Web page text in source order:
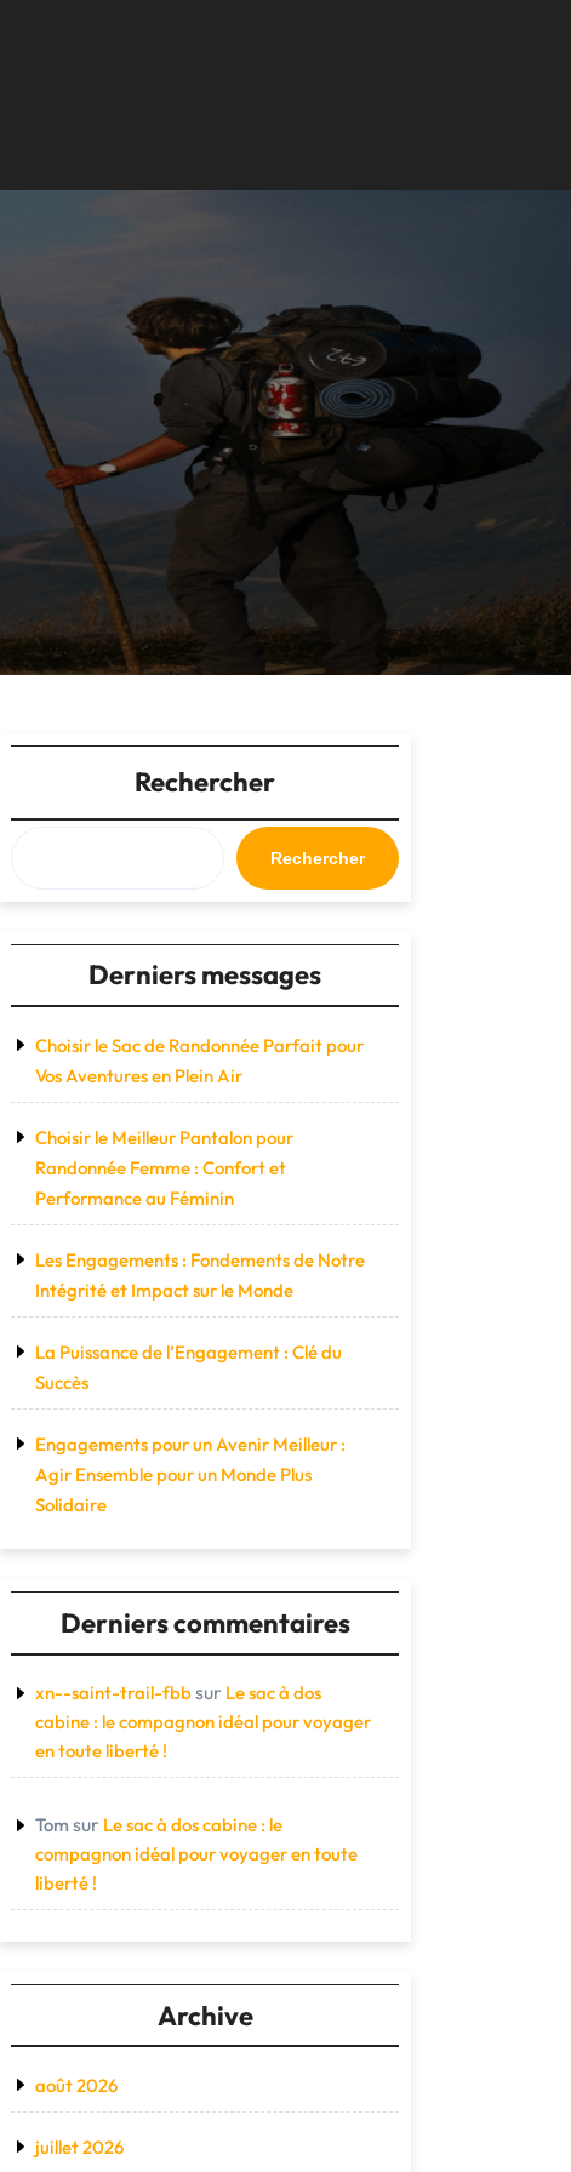
Rechercher
Rechercher
Derniers messages
Choisir le Sac de Randonnée Parfait pour
Vos Aventures en Plein Air
Choisir le Meilleur Pantalon pour
Randonnée Femme : Confort et
Performance au Féminin
Les Engagements : Fondements de Notre
Intégrité et Impact sur le Monde
La Puissance de l’Engagement : Clé du
Succès
Engagements pour un Avenir Meilleur :
Agir Ensemble pour un Monde Plus
Solidaire
Derniers commentaires
xn--saint-trail-fbbsur Le sac à dos
cabine : le compagnon idéal pour voyager
en toute liberté !
Tom sur Le sac à dos cabine : le
compagnon idéal pour voyager en toute
liberté !
Archive
août 2026
juillet 2026